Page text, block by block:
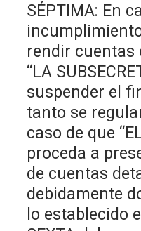
SÉPTIMA: En
rendir cuentas
“LA
suspender el
tanto se
caso de que
proceda a
de cuentas
debidamente
lo establecido